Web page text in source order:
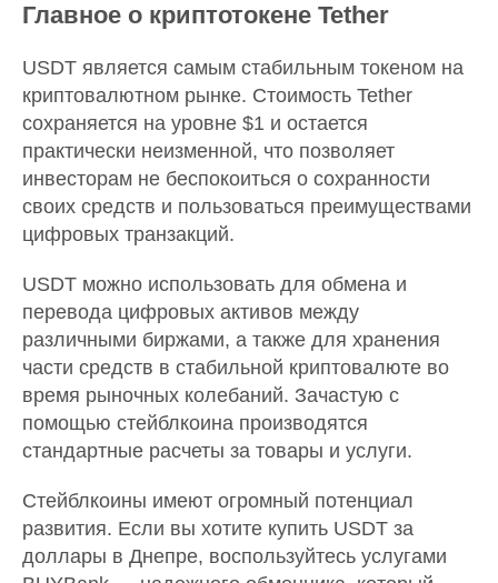
Главное о криптотокене Tether
USDT является самым стабильным токеном на
криптовалютном рынке. Стоимость Tether
сохраняется на уровне $1 и остается
практически неизменной, что позволяет
инвесторам не беспокоиться о сохранности
своих средств и пользоваться преимуществами
цифровых транзакций.
USDT можно использовать для обмена и
перевода цифровых активов между
различными биржами, а также для хранения
части средств в стабильной криптовалюте во
время рыночных колебаний. Зачастую с
помощью стейблкоина производятся
стандартные расчеты за товары и услуги.
Стейблкоины имеют огромный потенциал
развития. Если вы хотите купить USDT за
доллары в Днепре, воспользуйтесь услугами